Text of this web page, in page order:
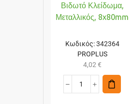
Βιδωτό Κλείδωμα,
Μεταλλικός, 8x80mm
Κωδικός:342364
PROPLUS
4,02€